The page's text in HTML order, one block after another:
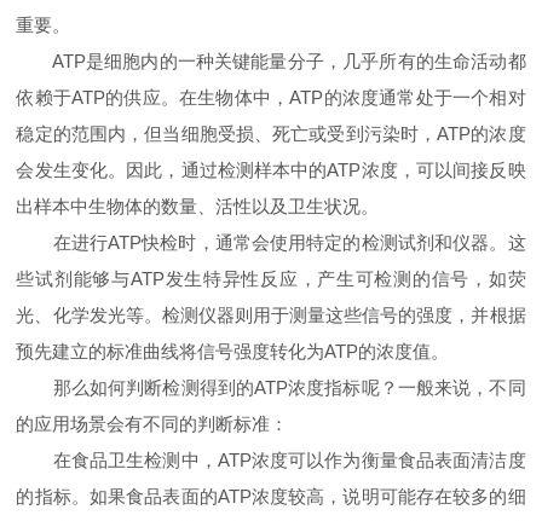
重要。
ATP是细胞内的一种关键能量分子，几乎所有的生命活动都
依赖于ATP的供应。在生物体中，ATP的浓度通常处于一个相对
稳定的范围内，但当细胞受损、死亡或受到污染时，ATP的浓度
会发生变化。因此，通过检测样本中的ATP浓度，可以间接反映
出样本中生物体的数量、活性以及卫生状况。
在进行ATP快检时，通常会使用特定的检测试剂和仪器。这
些试剂能够与ATP发生特异性反应，产生可检测的信号，如荧
光、化学发光等。检测仪器则用于测量这些信号的强度，并根据
预先建立的标准曲线将信号强度转化为ATP的浓度值。
那么如何判断检测得到的ATP浓度指标呢？一般来说，不同
的应用场景会有不同的判断标准：
在食品卫生检测中，ATP浓度可以作为衡量食品表面清洁度
的指标。如果食品表面的ATP浓度较高，说明可能存在较多的细